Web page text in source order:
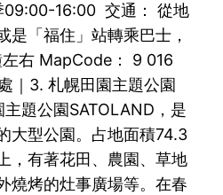
09:00-16:00 交通： 從地
是「福住」站轉乘巴士，
右 MapCode： 9 016
｜3. 札幌田園主題公園
題公園SATOLAND，是
大型公園。占地面積74.3
，有著花田、農園、草地
燒烤的灶事廣場等。在春